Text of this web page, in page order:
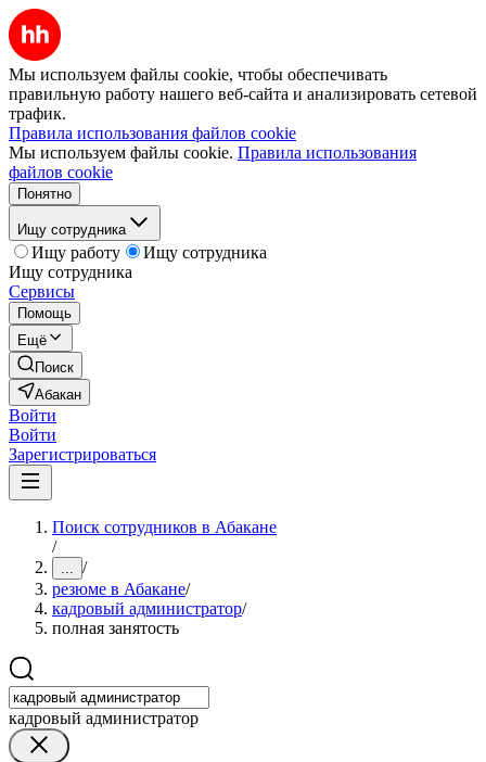
Мы используем файлы cookie, чтобы обеспечивать
правильную работу нашего веб-сайта и анализировать сетевой
трафик.
Правила использования файлов cookie
Мы используем файлы cookie. Правила использования
файлов cookie
Понятно
Ищу сотрудника
Ищу работу
Ищу сотрудника
Ищу сотрудника
Сервисы
Помощь
Ещё
Поиск
Абакан
Войти
Войти
Зарегистрироваться
Поиск сотрудников в Абакане
/
... /
резюме в Абакане/
кадровый администратор/
полная занятость
кадровый администратор